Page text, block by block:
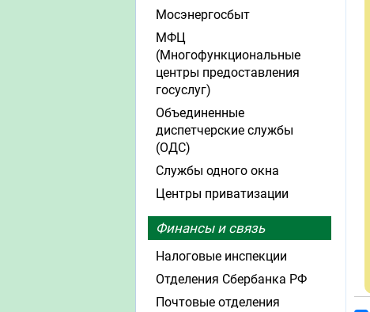
Мосэнергосбыт
МФЦ
(Многофункциональные
центры предоставления
госуслуг)
Объединенные
диспетчерские службы
(ОДС)
Службы одного окна
Центры приватизации
Финансы и связь
Налоговые инспекции
Отделения Сбербанка РФ
Почтовые отделения